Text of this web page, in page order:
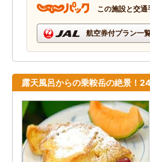
この施設と交
航空券付プラン一
露天風呂からの乗鞍岳の絶景！